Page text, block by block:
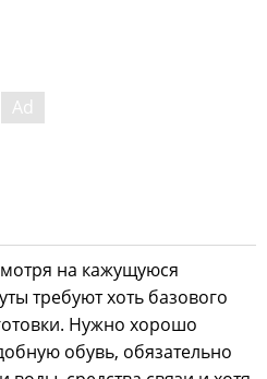
на кажущуюся
требуют хоть базового
Нужно хорошо
обувь, обязательно